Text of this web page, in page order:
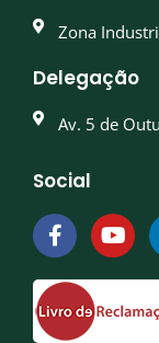
Zona
Delegação
Av. 5 de
Social
F
a
c
e
b
o
Y
o
u
t
u